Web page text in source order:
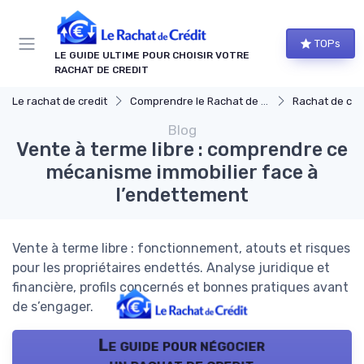
LE GUIDE ULTIME POUR CHOISIR VOTRE
RACHAT DE CREDIT
TOPs
Le rachat de credit Comprendre le Rachat de Crédit Rachat de
Blog
Vente à terme libre : comprendre ce
mécanisme immobilier face à
l’endettement
Vente à terme libre : fonctionnement, atouts et risques
pour les propriétaires endettés. Analyse juridique et
financière, profils concernés et bonnes pratiques avant
de s’engager.
Le guide pour négocier
Panneau de gestion des cookies